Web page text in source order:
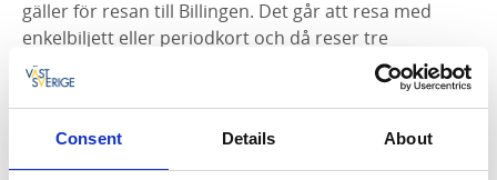
Consent Details About
gäller för resan till Billingen. Det går att resa med
enkelbiljett eller periodkort och då reser tre
barn/ungdomar upp till 20 år gratis per vuxen.
Stora Liden: Buss nummer 613 Skövde-Lerdala. Gå av
vid hållplats Mölltorpskorset. Promenera ca 1,9
kilometer till Stora Liden.